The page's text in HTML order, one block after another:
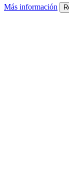
Más información